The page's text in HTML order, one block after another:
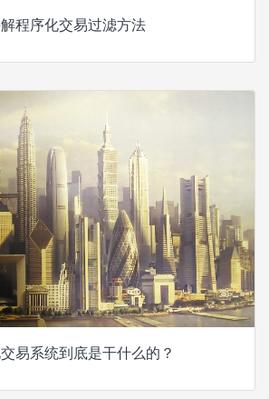
程序化交易过滤方法
易系统到底是干什么的？